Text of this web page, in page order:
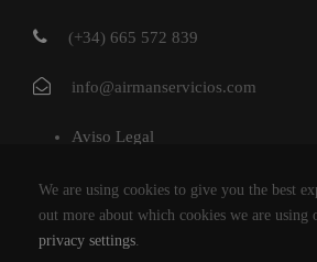
(+34) 665 572 839
info@airmanservicios.com
Aviso Legal
Política de Cookies
We are using cookies to give you the best
out more about which cookies we are
privacy settings.